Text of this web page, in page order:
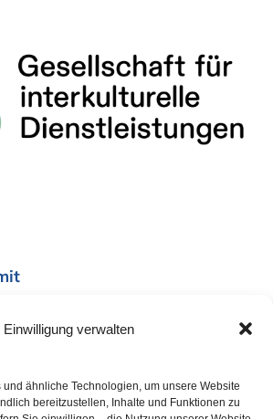
Einwilligung verwalten
ähnliche Technologien, um unsere Website
bereitzustellen, Inhalte und Funktionen zu